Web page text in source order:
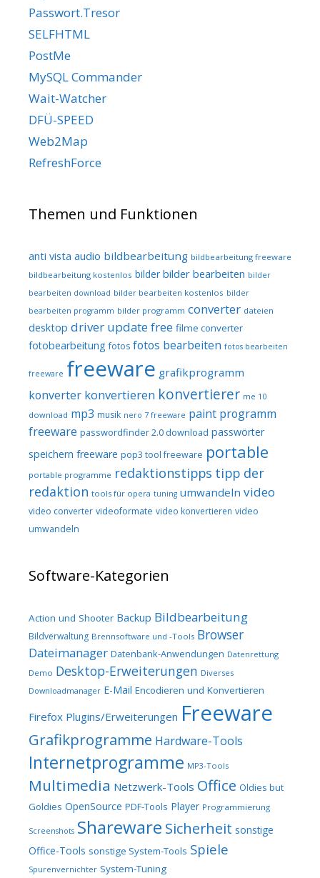
Passwort.Tresor
SELFHTML
PostMe
MySQL Commander
Wait-Watcher
DFÜ-SPEED
Web2Map
RefreshForce
Themen und Funktionen
anti vista audio bildbearbeitung bildbearbeitung freeware
bildbearbeitung kostenlos bilder bilder bearbeiten bilder
bearbeiten download bilder bearbeiten kostenlos bilder
bearbeiten programm bilder programm converter dateien
desktop driver update free filme converter
fotobearbeitung fotos fotos bearbeiten fotos bearbeiten
freeware freeware grafikprogramm
konverter konvertieren konvertierer me 10
download mp3 musik nero 7 freeware paint programm
freeware passwordfinder 2.0 download passwörter
speichern freeware pop3 tool freeware portable
portable programme redaktionstipps tipp der
redaktion tools für opera tuning umwandeln video
video converter videoformate video konvertieren video
umwandeln
Software-Kategorien
Action und Shooter Backup Bildbearbeitung
Bildverwaltung Brennsoftware und -Tools Browser
Dateimanager Datenbank-Anwendungen Datenrettung
Demo Desktop-Erweiterungen Diverses
Downloadmanager E-Mail Encodieren und Konvertieren
Firefox Plugins/Erweiterungen Freeware
Grafikprogramme Hardware-Tools
Internetprogramme MP3-Tools
Multimedia Netzwerk-Tools Office Oldies but
Goldies OpenSource PDF-Tools Player Programmierung
Screenshots Shareware Sicherheit sonstige
Office-Tools sonstige System-Tools Spiele
Spurenvernichter System-Tuning